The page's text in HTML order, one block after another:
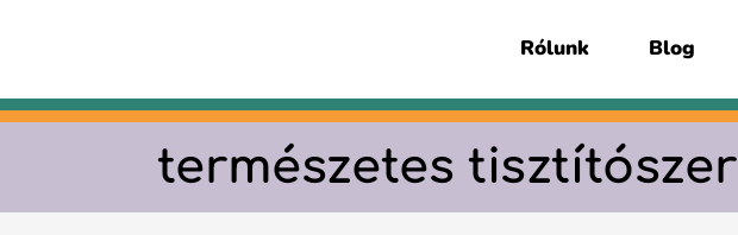
Rólunk Blog
természetes tisztítószer